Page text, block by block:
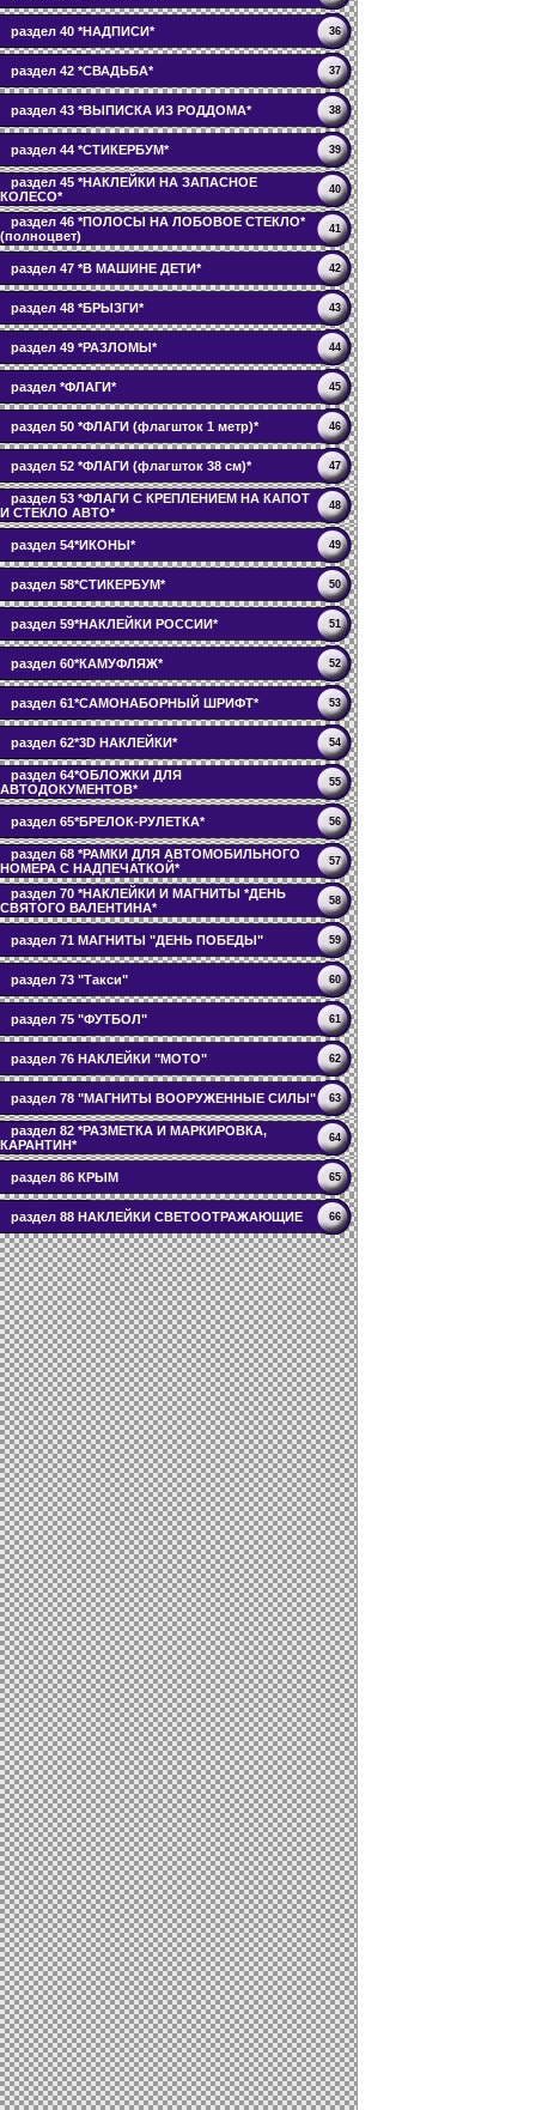
раздел 40 *НАДПИСИ* 36
раздел 42 *СВАДЬБА* 37
раздел 43 *ВЫПИСКА ИЗ РОДДОМА* 38
раздел 44 *СТИКЕРБУМ* 39
раздел 45 *НАКЛЕЙКИ НА ЗАПАСНОЕ
КОЛЕСО*
40
раздел 46 *ПОЛОСЫ НА ЛОБОВОЕ СТЕКЛО*
(полноцвет)
41
раздел 47 *В МАШИНЕ ДЕТИ* 42
раздел 48 *БРЫЗГИ* 43
раздел 49 *РАЗЛОМЫ* 44
раздел *ФЛАГИ* 45
раздел 50 *ФЛАГИ (флагшток 1 метр)* 46
раздел 52 *ФЛАГИ (флагшток 38 см)* 47
раздел 53 *ФЛАГИ С КРЕПЛЕНИЕМ НА КАПОТ
И СТЕКЛО АВТО*
48
раздел 54*ИКОНЫ* 49
раздел 58*СТИКЕРБУМ* 50
раздел 59*НАКЛЕЙКИ РОССИИ* 51
раздел 60*КАМУФЛЯЖ* 52
раздел 61*САМОНАБОРНЫЙ ШРИФТ* 53
раздел 62*3D НАКЛЕЙКИ* 54
раздел 64*ОБЛОЖКИ ДЛЯ
АВТОДОКУМЕНТОВ*
55
раздел 65*БРЕЛОК-РУЛЕТКА* 56
раздел 68 *РАМКИ ДЛЯ АВТОМОБИЛЬНОГО
НОМЕРА С НАДПЕЧАТКОЙ*
57
раздел 70 *НАКЛЕЙКИ И МАГНИТЫ *ДЕНЬ
СВЯТОГО ВАЛЕНТИНА*
58
раздел 71 МАГНИТЫ "ДЕНЬ ПОБЕДЫ" 59
раздел 73 "Такси" 60
раздел 75 "ФУТБОЛ" 61
раздел 76 НАКЛЕЙКИ "МОТО" 62
раздел 78 "МАГНИТЫ ВООРУЖЕННЫЕ СИЛЫ" 63
раздел 82 *РАЗМЕТКА И МАРКИРОВКА,
КАРАНТИН*
64
раздел 86 КРЫМ 65
раздел 88 НАКЛЕЙКИ СВЕТООТРАЖАЮЩИЕ 66